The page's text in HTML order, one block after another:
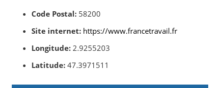
Code Postal: 58200
Site internet: https://www.francetravail.fr
Longitude: 2.9255203
Latitude: 47.3971511